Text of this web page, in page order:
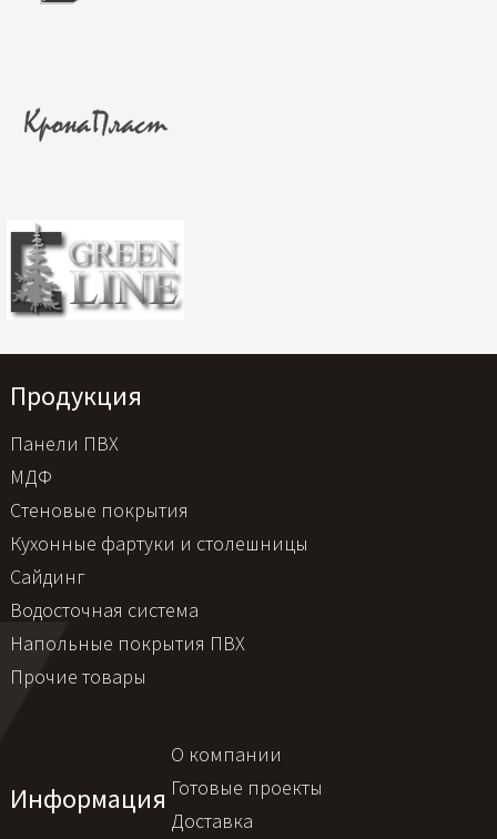
Продукция
Панели ПВХ
МДФ
Стеновые покрытия
Кухонные фартуки и столешницы
Сайдинг
Водосточная система
Напольные покрытия ПВХ
Прочие товары
Информация
О компании
Готовые проекты
Доставка